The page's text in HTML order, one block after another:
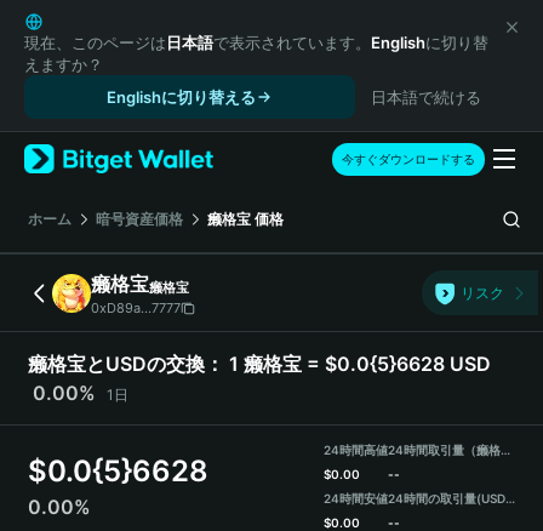
English
日本語
Tiếng Việt
Español (Latinoamérica)
Türkçe
Français
Deutsch
简体中文
繁體中文
Português (Portugal)
Bahasa Indonesia
ภาษาไทย
हिन्दी
Español
Português (Brasil)
現在、このページは日本語で表示されています。 Englishに切り替
えますか？
Englishに切り替える
日本語で続ける
今すぐダウンロードする
ホーム 暗号資産価格 癞格宝 価格
癞格宝癞格宝
0xD89a...7777
リスク
癞格宝とUSDの交換： 1 癞格宝 = $0.0{5}6628 USD
0.00%
1日
$0.0{5}6628
0.00%
24時間高値
$0.00
24時間安値
$0.00
24時間取引量（癞格宝）
--
24時間の取引量(USDT)
--